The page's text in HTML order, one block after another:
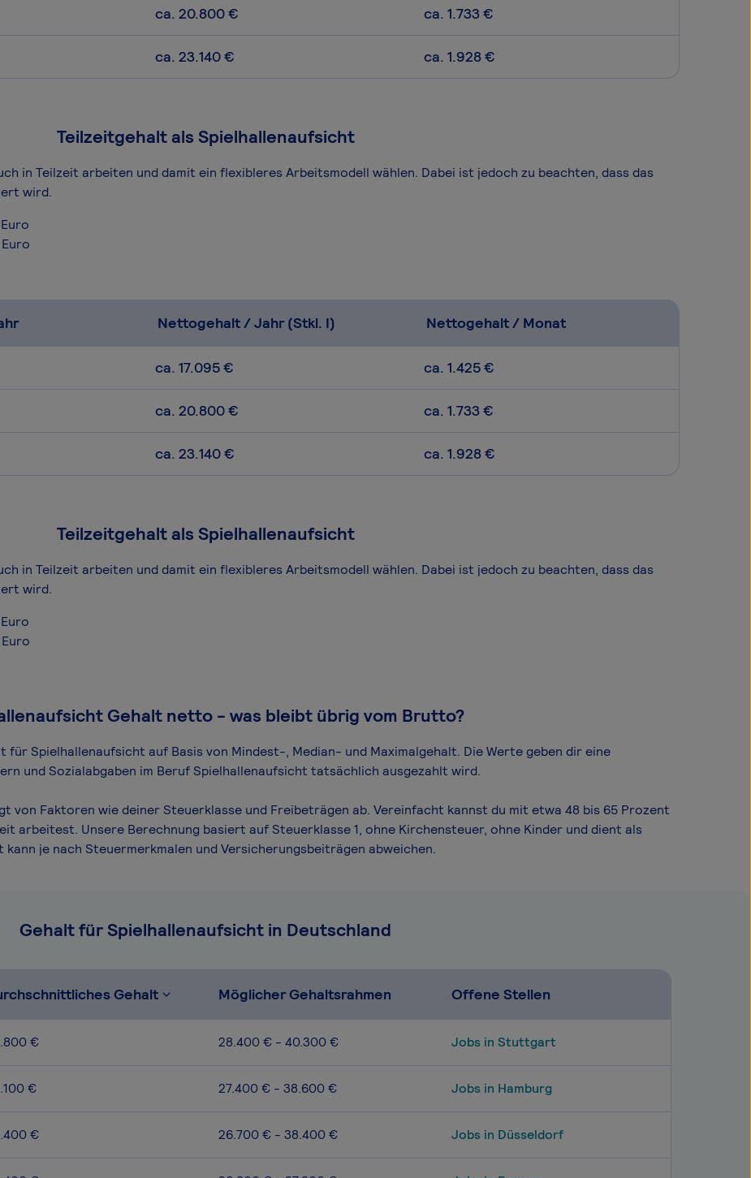
ca. 20.800 € ca. 1.733 €
ca. 23.140 € ca. 1.928 €
Teilzeitgehalt als Spielhallenaufsicht
in Teilzeit arbeiten und damit ein flexibleres Arbeitsmodell wählen. Dabei ist jedoch zu beachten, dass das
wird.
Nettogehalt / Jahr (Stkl. I) Nettogehalt / Monat
ca. 17.095 € ca. 1.425 €
ca. 20.800 € ca. 1.733 €
ca. 23.140 € ca. 1.928 €
Teilzeitgehalt als Spielhallenaufsicht
in Teilzeit arbeiten und damit ein flexibleres Arbeitsmodell wählen. Dabei ist jedoch zu beachten, dass das
wird.
Gehalt netto - was bleibt übrig vom Brutto?
Spielhallenaufsicht auf Basis von Mindest-, Median- und Maximal­gehalt. Die Werte geben dir eine
und Sozialabgaben im Beruf Spielhallenaufsicht tatsächlich ausgezahlt wird.
von Faktoren wie deiner Steuerklasse und Freibeträgen ab. Vereinfacht kannst du mit etwa 48 bis 65 Prozent
arbeitest. Unsere Berechnung basiert auf Steuerklasse 1, ohne Kirchensteuer, ohne Kinder und dient als
je nach Steuermerkmalen und Versicherungsbeiträgen abweichen.
Gehalt für Spielhallenaufsicht in Deutschland
Gehalt Möglicher Gehaltsrahmen Offene Stellen
€ 28.400 € - 40.300 € Jobs in Stuttgart
€ 27.400 € - 38.600 € Jobs in Hamburg
€ 26.700 € - 38.400 € Jobs in Düsseldorf